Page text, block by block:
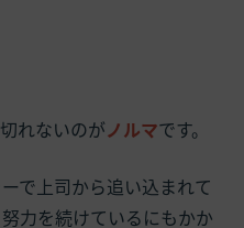
れないのがノルマです。
で上司から追い込まれて
力を続けているにもかか